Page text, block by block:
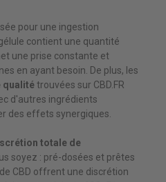
pour une ingestion
contient une quantité
une prise constante et
en ayant besoin. De plus, les
qualitétrouvées sur CBD.FR
d'autres ingrédients
des effets synergiques.
totale de
soyez : pré-dosées et prêtes
CBD offrent une discrétion